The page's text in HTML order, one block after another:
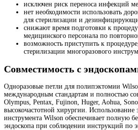
исключен риск переноса инфекций
нет необходимости использовать
для стерилизации и
снижают время подготовки к
медицинского персонала по
возможность приступить к
стерилизации многоразового
Совместимость с
Одноразовые петли для полипэктомии
международным стандартам и полностью
Olympus, Pentax, Fujinon, Huger, Aohua,
высокочастотной хирургии. Использование
инструмента Wilson обеспечивает полную
эндоскопа при соблюдении инструкций по